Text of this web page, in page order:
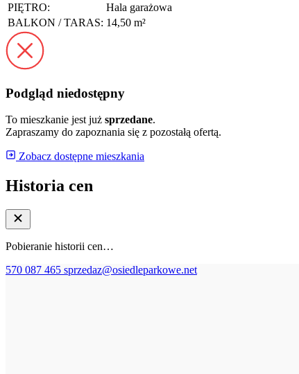
PIĘTRO:
Hala garażowa
BALKON / TARAS: 14,50 m²
Podgląd niedostępny
To mieszkanie jest już sprzedane.
Zapraszamy do zapoznania się z pozostałą ofertą.
Zobacz dostępne mieszkania
Historia cen
Pobieranie historii cen…
570 087 465 sprzedaz@osiedleparkowe.net